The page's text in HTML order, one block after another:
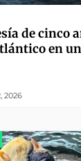
de cinco
en
2026